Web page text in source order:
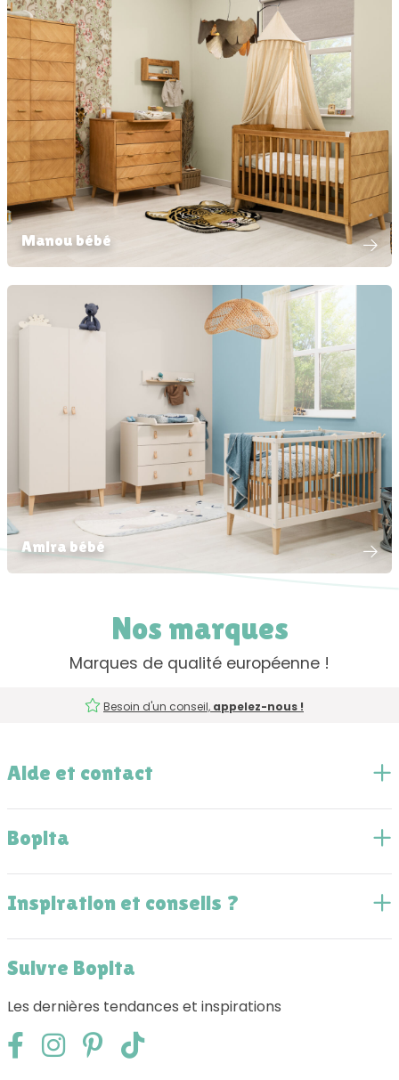
Manou bébé
Amira bébé
Nos marques
Marques de qualité européenne !
Besoin d'un conseil, appelez-nous !
Aide et contact
Bopita
Inspiration et conseils ?
Suivre Bopita
Les dernières tendances et inspirations